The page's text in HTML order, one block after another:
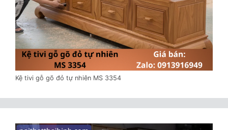
Kệ tivi gỗ gõ đỏ tự nhiên MS 3354